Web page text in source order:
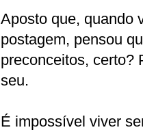
Aposto que, quando
postagem, pensou
preconceitos, certo?
seu.
É impossível viver